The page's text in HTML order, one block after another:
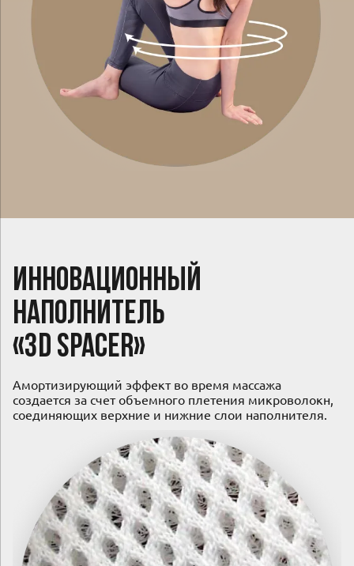
Инновационный
наполнитель
«3D Spacer»
Амортизирующий эффект во время массажа
создается за счет объемного плетения микроволокн,
соединяющих верхние и нижние слои наполнителя.